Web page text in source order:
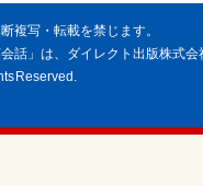
複写・転載を禁じます。
話」は、ダイレクト出版株式
Reserved.